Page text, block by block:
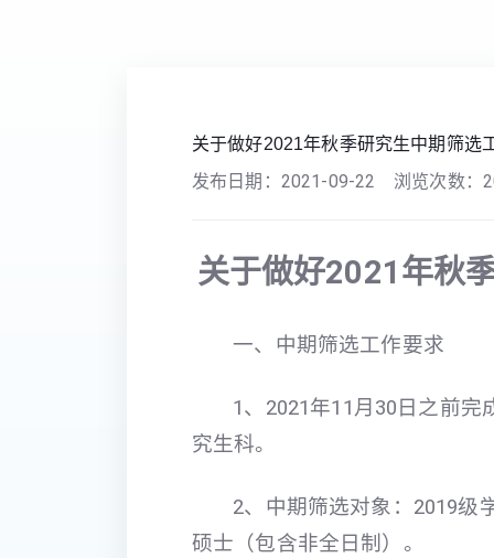
关于做好2021年秋季研究生中期筛选
发布日期： 2021-09-22 浏览次数：
关于做好2021年秋
一、中期筛选工作要求
1、2021年11月30日之前
究生科。
2、中期筛选对象：2019级
硕士（包含非全日制）。